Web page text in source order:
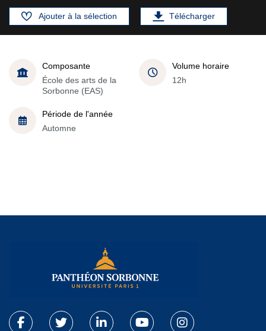
Ajouter à la sélection Télécharger
Composante
École des arts de la
Sorbonne (EAS)
Volume horaire
12h
Période de l'année
Automne